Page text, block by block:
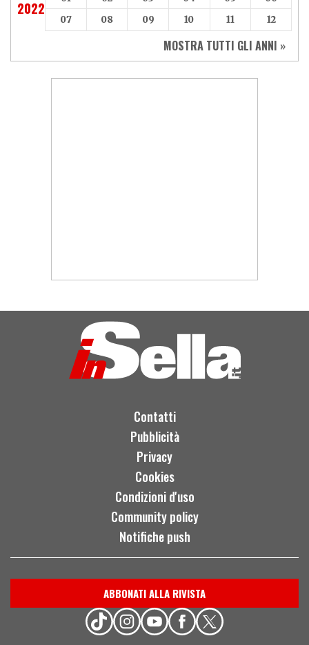
2022
07
08 09 10 11 12
MOSTRA TUTTI GLI ANNI »
Contatti
Pubblicità
Privacy
Cookies
Condizioni d'uso
Community policy
Notifiche push
ABBONATI ALLA RIVISTA